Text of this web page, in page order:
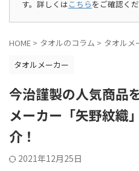
す。詳しくはこちらをご確認くだ
HOME > タオルのコラム > タオルメ
タオルメーカー
今治謹製の人気商品
メーカー「矢野紋織
介！
2021年12月25日